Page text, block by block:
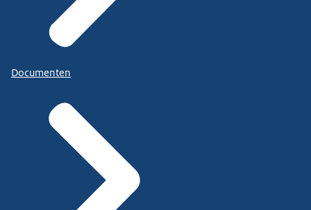
Documenten